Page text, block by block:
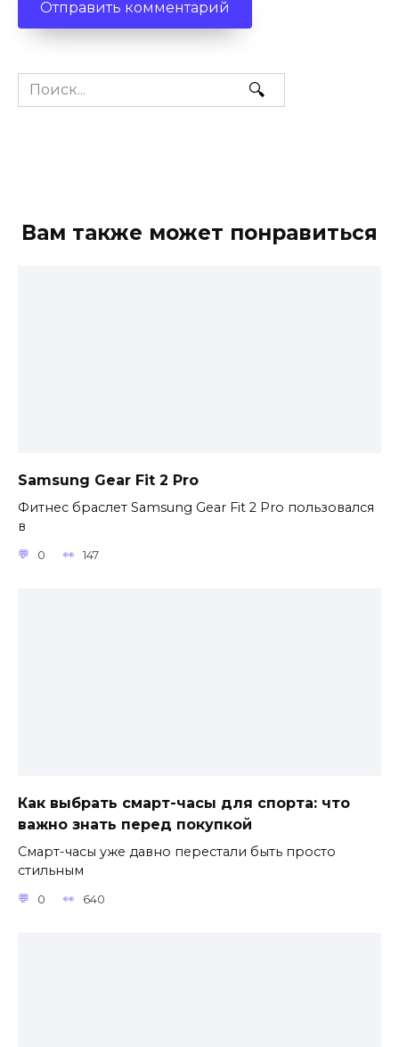
Search
for:
Вам также может понравиться
Samsung Gear Fit 2 Pro
Фитнес браслет Samsung Gear Fit 2 Pro пользовался
в
0 147
Как выбрать смарт-часы для спорта: что
важно знать перед покупкой
Смарт-часы уже давно перестали быть просто
стильным
0 640